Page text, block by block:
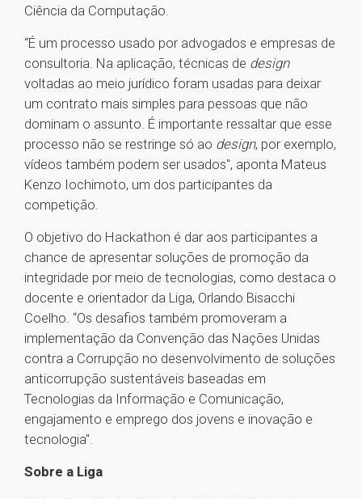
Ciência da Computação.
“É um processo usado por advogados e empresas de
consultoria. Na aplicação, técnicas de design
voltadas ao meio jurídico foram usadas para deixar
um contrato mais simples para pessoas que não
dominam o assunto. É importante ressaltar que esse
processo não se restringe só ao design, por exemplo,
vídeos também podem ser usados", aponta Mateus
Kenzo Iochimoto, um dos participantes da
competição.
O objetivo do Hackathon é dar aos participantes a
chance de apresentar soluções de promoção da
integridade por meio de tecnologias, como destaca o
docente e orientador da Liga, Orlando Bisacchi
Coelho. “Os desafios também promoveram a
implementação da Convenção das Nações Unidas
contra a Corrupção no desenvolvimento de soluções
anticorrupção sustentáveis baseadas em
Tecnologias da Informação e Comunicação,
engajamento e emprego dos jovens e inovação e
tecnologia".
Sobre a Liga